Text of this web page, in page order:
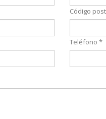
Código
Teléfono *